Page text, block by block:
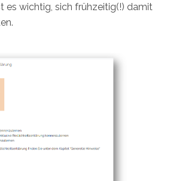
es wichtig, sich frühzeitig(!) damit